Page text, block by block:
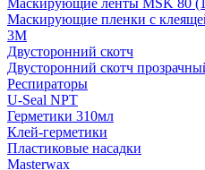
Маскирующие ленты MSK 80
Маскирующие пленки с
3M
Двусторонний скотч
Двусторонний скотч
Респираторы
U-Seal NPT
Герметики 310мл
Клей-герметики
Пластиковые насадки
Masterwax